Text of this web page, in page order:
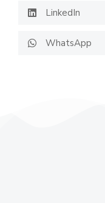
LinkedIn
WhatsApp